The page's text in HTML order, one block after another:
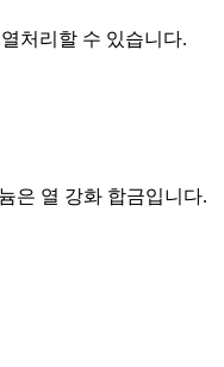
처리할 수 있습니다.
은 열 강화 합금입니다.